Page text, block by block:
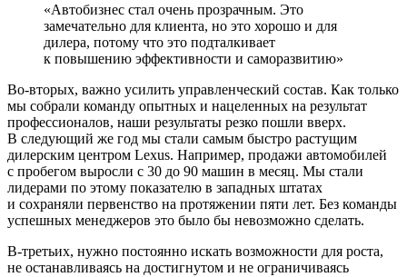
«Автобизнес стал очень прозрачным. Это
замечательно для клиента, но это хорошо и для
дилера, потому что это подталкивает
к повышению эффективности и саморазвитию»
Во-вторых, важно усилить управленческий состав. Как только
мы собрали команду опытных и нацеленных на результат
профессионалов, наши результаты резко пошли вверх.
В следующий же год мы стали самым быстро растущим
дилерским центром Lexus. Например, продажи автомобилей
с пробегом выросли с 30 до 90 машин в месяц. Мы стали
лидерами по этому показателю в западных штатах
и сохраняли первенство на протяжении пяти лет. Без команды
успешных менеджеров это было бы невозможно сделать.
В-третьих, нужно постоянно искать возможности для роста,
не останавливаясь на достигнутом и не ограничиваясь